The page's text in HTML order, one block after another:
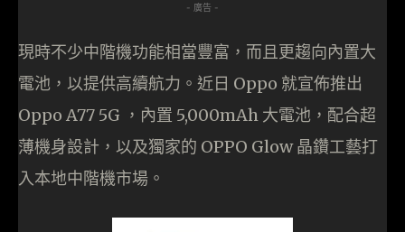
- 廣告 -
現時不少中階機功能相當豐富，而且更趨向內置大
電池，以提供高續航力。近日 Oppo 就宣佈推出
Oppo A77 5G ，內置 5,000mAh 大電池，配合超
薄機身設計，以及獨家的 OPPO Glow 晶鑽工藝打
入本地中階機市場。